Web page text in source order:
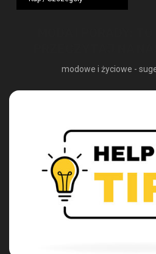
modowe i życiowe -